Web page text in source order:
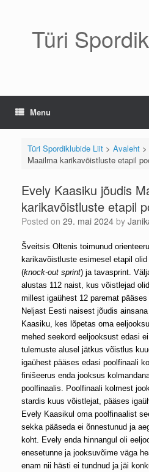
Türi
Menu
Türi Spordiklubide Liit> Avaleht>
Maailma karikavõistluste etapil
Evely Kaasiku jõudis
karikavõistluste etapil
Posted on 29. mai 2024 by
Šveitsis Oltenis toimunud
karikavõistluste esimesel etapil
(knock-out sprint) ja tavasprint.
alustas 112 naist, kus võistlejad
millest igaühest 12 paremat
Neljast Eesti naisest jõudis
Kaasiku, kes lõpetas oma
mehed seekord eeljooksust edasi
tulemuste alusel jätkus võistlus
igaühest pääses edasi poolfinaali
finišeerus enda jooksus
poolfinaalis. Poolfinaali kolmest
stardis kuus võistlejat, pääses
Evely Kaasikul oma poolfinaalist
sekka pääseda ei õnnestunud ja
koht. Evely enda hinnangul oli
enesetunne ja jooksuvõime väga
enam nii hästi ei tundnud ja jäi